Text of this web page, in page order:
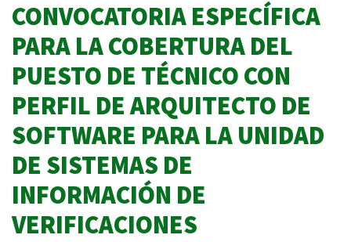
CONVOCATORIA ESPECÍFICA
PARA LA COBERTURA DEL
PUESTO DE TÉCNICO CON
PERFIL DE ARQUITECTO DE
SOFTWARE PARA LA UNIDAD
DE SISTEMAS DE
INFORMACIÓN DE
VERIFICACIONES